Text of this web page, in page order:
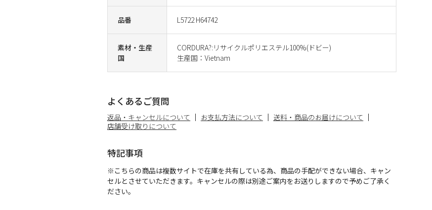
品番 L5722 H64742
素材・生産
国
CORDURA?:リサイクルポリエステル100%(ドビー)
生産国：Vietnam
よくあるご質問
返品・キャンセルについて お支払方法について
送料・商品のお届けについて
店舗受け取りについて
特記事項
※こちらの商品は複数サイトで在庫を共有している為、商品の手配ができない場合、キャン
セルとさせていただきます。キャンセルの際は別途ご案内をお送りしますので予めご了承く
ださい。